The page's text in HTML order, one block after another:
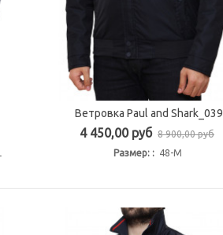
Быстрый просмотр
Ветровка Paul and Shark_039
4 450,00 руб 8 900,00 руб
Размер: : 48-M